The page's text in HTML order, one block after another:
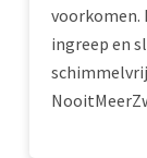
voorkomen.
ingreep en